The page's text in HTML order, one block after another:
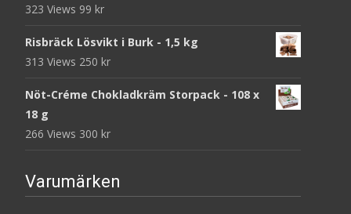
323 Views 99 kr
Risbräck Lösvikt i Burk - 1,5 kg
313 Views 250 kr
Nöt-Créme Chokladkräm Storpack - 108 x
18 g
266 Views 300 kr
Varumärken